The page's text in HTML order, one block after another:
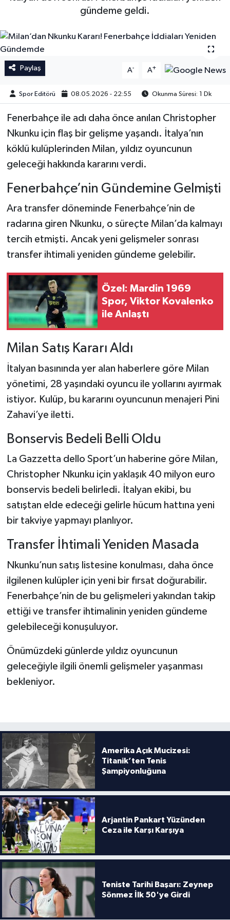
gündeme geldi.
Paylaş A- A+
Spor Editörü 08.05.2026 - 22:55 Okunma Süresi: 1 Dk
Fenerbahçe ile adı daha önce anılan Christopher
Nkunku için flaş bir gelişme yaşandı. İtalya’nın
köklü kulüplerinden Milan, yıldız oyuncunun
geleceği hakkında kararını verdi.
Fenerbahçe’nin Gündemine Gelmişti
Ara transfer döneminde Fenerbahçe’nin de
radarına giren Nkunku, o süreçte Milan’da kalmayı
tercih etmişti. Ancak yeni gelişmeler sonrası
transfer ihtimali yeniden gündeme gelebilir.
Özel: Mardin 1969
Spor, Viktor Kovalenko
ile Anlaştı
Milan Satış Kararı Aldı
İtalyan basınında yer alan haberlere göre Milan
yönetimi, 28 yaşındaki oyuncu ile yollarını ayırmak
istiyor. Kulüp, bu kararını oyuncunun menajeri Pini
Zahavi’ye iletti.
Bonservis Bedeli Belli Oldu
La Gazzetta dello Sport’un haberine göre Milan,
Christopher Nkunku için yaklaşık 40 milyon euro
bonservis bedeli belirledi. İtalyan ekibi, bu
satıştan elde edeceği gelirle hücum hattına yeni
bir takviye yapmayı planlıyor.
Transfer İhtimali Yeniden Masada
Nkunku’nun satış listesine konulması, daha önce
ilgilenen kulüpler için yeni bir fırsat doğurabilir.
Fenerbahçe’nin de bu gelişmeleri yakından takip
ettiği ve transfer ihtimalinin yeniden gündeme
gelebileceği konuşuluyor.
Önümüzdeki günlerde yıldız oyuncunun
geleceğiyle ilgili önemli gelişmeler yaşanması
bekleniyor.
Amerika Açık Mucizesi:
Titanik’ten Tenis
Şampiyonluğuna
Arjantin Pankart Yüzünden
Ceza ile Karşı Karşıya
Teniste Tarihi Başarı: Zeynep
Sönmez İlk 50'ye Girdi
İngiltere Premier Lig
Almanya Bundesliga
La Liga
Serie A
İngiltere Premier Lig
La Liga
Almanya Bundesliga
Serie A
Fransa Ligue 1
Eredevise
Diğer Futbol Ligleri
Türkiye Basketbol Ligi
Kadınlar Basketbol Ligi
Diğer Basketbol Ligleri
Formula 1
Hentbol
At Yarışı
Bisiklet
Boks
Güreş
Halter
Motor Sporları
Su Sporları
Diğer Spor Dalları